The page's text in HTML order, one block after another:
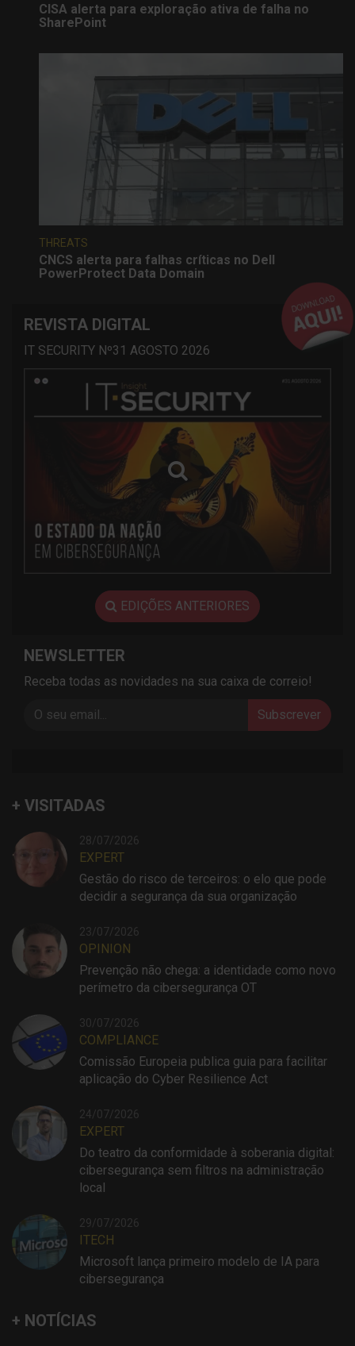
CISA alerta para exploração ativa de falha no
SharePoint
THREATS
CNCS alerta para falhas críticas no Dell
PowerProtect Data Domain
REVISTA DIGITAL
IT SECURITY Nº31 AGOSTO 2026
EDIÇÕES ANTERIORES
NEWSLETTER
Receba todas as novidades na sua caixa de correio!
Subscrever
+ VISITADAS
28/07/2026
EXPERT
Gestão do risco de terceiros: o elo que pode
decidir a segurança da sua organização
23/07/2026
OPINION
Prevenção não chega: a identidade como novo
perímetro da cibersegurança OT
30/07/2026
COMPLIANCE
Comissão Europeia publica guia para facilitar
aplicação do Cyber Resilience Act
24/07/2026
EXPERT
Do teatro da conformidade à soberania digital:
cibersegurança sem filtros na administração
local
29/07/2026
ITECH
Microsoft lança primeiro modelo de IA para
cibersegurança
+ NOTÍCIAS